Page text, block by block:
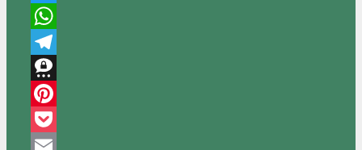
Twitter
WhatsApp
Telegram
Threema
Pinterest
Pocket